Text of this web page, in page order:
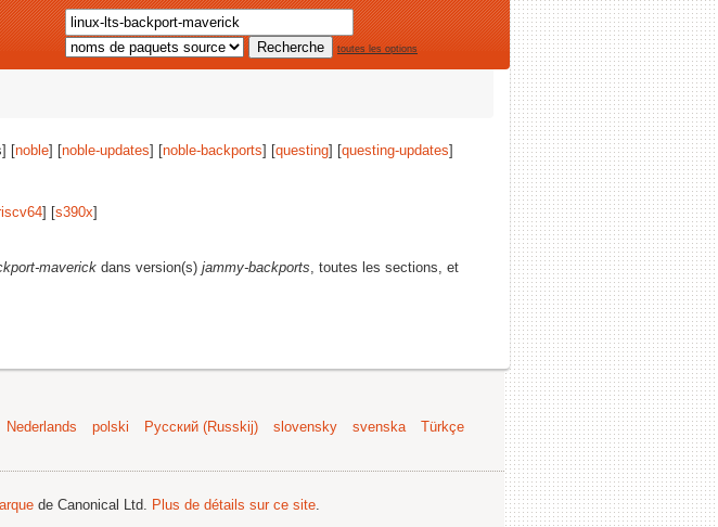
toutes les options
[noble] [noble-updates] [noble-backports] [questing] [questing-updates]
] [s390x]
maverick dans version(s) jammy-backports, toutes les sections, et
Nederlands polski Русский (Russkij) slovensky svenska
Türkçe
de Canonical Ltd. Plus de détails sur ce site.